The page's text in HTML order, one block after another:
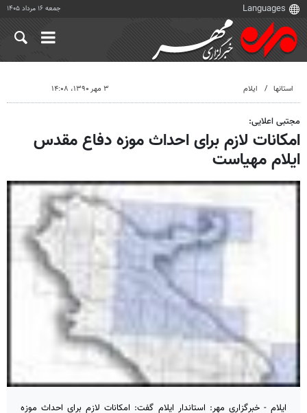
جمعه ۱۶ مرداد ۱۴۰۵
استانها ایلام ۳ مهر ۱۳۹۰، ۱۴:۰۸
مجتبی اعلایی:
امکانات لازم برای احداث موزه دفاع مقدس
ایلام مهیاست
ایلام - خبرگزاری مهر: استاندار ایلام گفت: امکانات لازم برای احداث موزه